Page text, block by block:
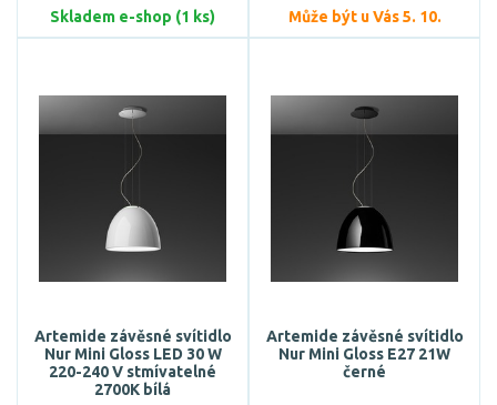
Skladem e-shop (1 ks) Může být u Vás 5. 10.
Artemide závěsné svítidlo
Nur Mini Gloss LED 30 W
220-240 V stmívatelné
2700K bílá
Artemide závěsné svítidlo
Nur Mini Gloss E27 21W
černé